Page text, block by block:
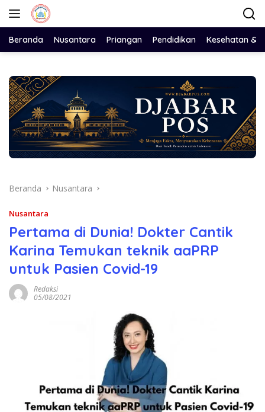
Langsung
Beranda Nusantara Priangan Pendidikan Kesehatan &
Beranda Nusantara
Nusantara
Pertama di Dunia! Dokter Cantik
Karina Temukan teknik aaPRP
untuk Pasien Covid-19
Redaksi
05/08/2021